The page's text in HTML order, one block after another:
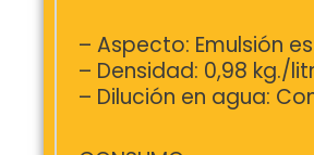
– Aspecto: Emulsión
– Densidad: 0,98 kg./
– Dilución en agua: